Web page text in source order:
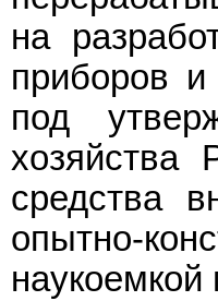
на
приборов
под
хозяйства
средства
опытно-
наукоемкой